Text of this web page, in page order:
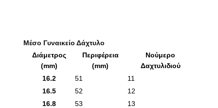
Μέσο Γυναικείο Δάχτυλο
Διάμετρος
(mm)
Περιφέρεια
(mm)
Νούμερο
Δαχτυλιδιού
16.2
51
11
16.5
52
12
16.8
53
13